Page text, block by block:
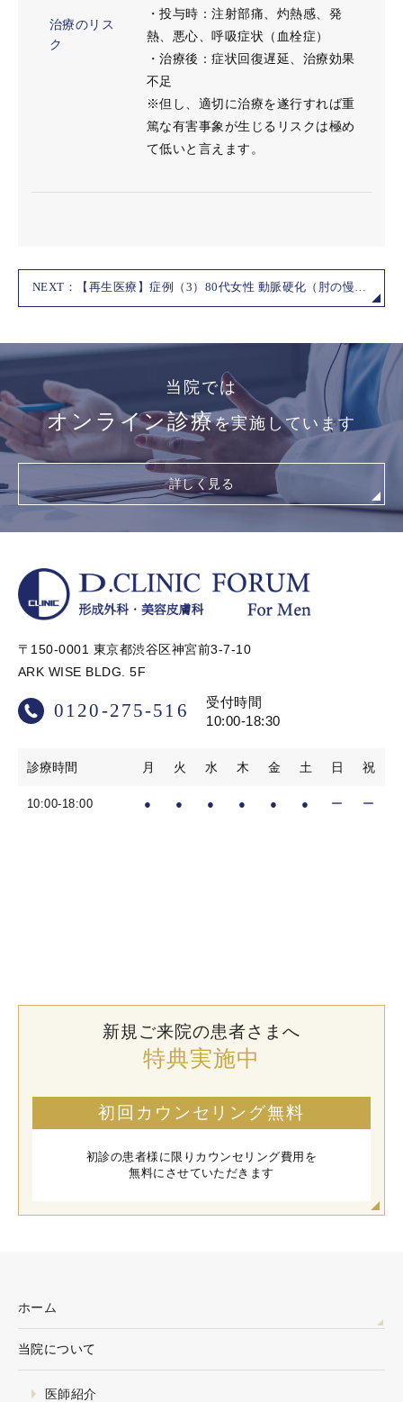
治療のリス
ク
・投与時：注射部痛、灼熱感、発
熱、悪心、呼吸症状（血栓症）
・治療後：症状回復遅延、治療効果
不足
※但し、適切に治療を遂行すれば重
篤な有害事象が生じるリスクは極め
て低いと言えます。
NEXT：【再生医療】症例（3）80代女性 動脈硬化（肘の慢性疼痛もあり）
当院では
オンライン診療を実施しています
詳しく見る
〒150-0001 東京都渋谷区神宮前3-7-10
ARK WISE BLDG. 5F
0120-275-516
受付時間
10:00-18:30
診療時間 月 火 水 木 金 土 日 祝
10:00-18:00 ● ● ● ● ● ● ー ー
新規ご来院の患者さまへ
特典実施中
初回カウンセリング無料
初診の患者様に限りカウンセリング費用を
無料にさせていただきます
ホーム
当院について
医師紹介